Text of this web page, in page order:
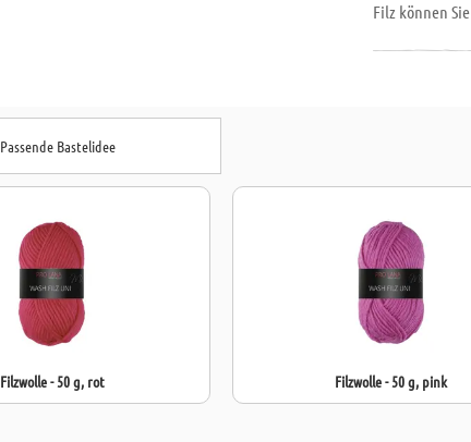
Filz können
Passende Bastelidee
Filzwolle - 50 g, rot Filzwolle - 50 g, pink